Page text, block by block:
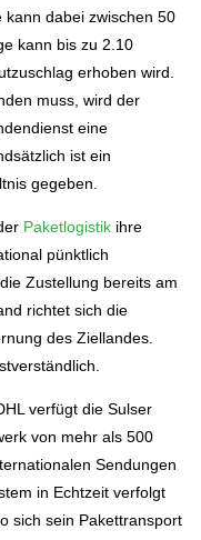
kann dabei zwischen 50
kann bis zu 2.10
erhoben wird.
muss, wird der
eine
ist ein
gegeben.
Paketlogistik ihre
pünktlich
Zustellung bereits am
richtet sich die
des Ziellandes.
verfügt die Sulser
von mehr als 500
Sendungen
in Echtzeit verfolgt
sich sein Pakettransport